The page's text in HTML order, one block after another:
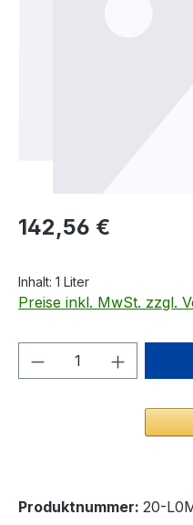
Regulärer Preis:
142,56 €
Inhalt: 1 Liter
Preise inkl. MwSt. zzgl.
Produkt Anzahl:
Produktnummer: 20-